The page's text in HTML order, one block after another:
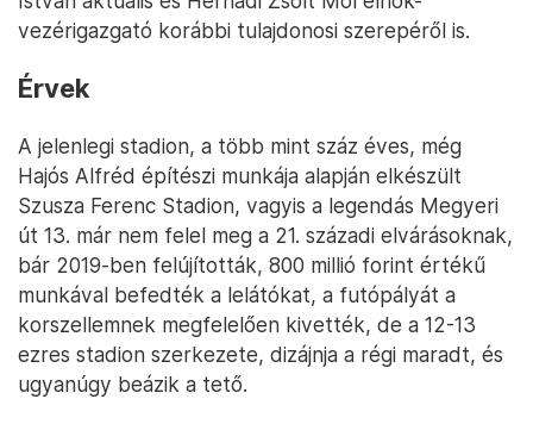
vezérigazgató korábbi tulajdonosi szerepéről is.
Érvek
A jelenlegi stadion, a több mint száz éves, még
Hajós Alfréd építészi munkája alapján elkészült
Szusza Ferenc Stadion, vagyis a legendás Megyeri
út 13. már nem felel meg a 21. századi elvárásoknak,
bár 2019-ben felújították, 800 millió forint értékű
munkával befedték a lelátókat, a futópályát a
korszellemnek megfelelően kivették, de a 12-13
ezres stadion szerkezete, dizájnja a régi maradt, és
ugyanúgy beázik a tető.